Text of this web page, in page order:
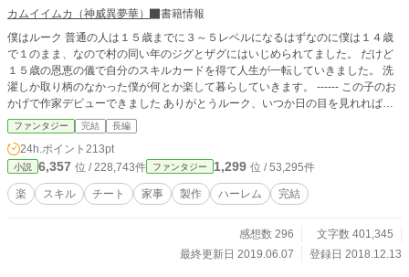
カムイイムカ（神威異夢華）
書籍情報
僕はルーク 普通の人は１５歳までに３～５レベルになるはずなのに僕は１４歳
で１のまま、なので村の同い年のジグとザグにはいじめられてました。 だけど
１５歳の恩恵の儀で自分のスキルカードを得て人生が一転していきました。 洗
濯しか取り柄のなかった僕が何とか楽して暮らしていきます。 ------ この子のお
かげで作家デビューできました ありがとうルーク、いつか日の目を見れればい
いのですが
ファンタジー 完結 長編
24h.ポイント 213pt
小説 6,357 位 / 228,743件 ファンタジー 1,299 位 / 53,295件
楽 スキル チート 家事 製作 ハーレム 完結
感想数 296
文字数 401,345
最終更新日 2019.06.07
登録日 2018.12.13